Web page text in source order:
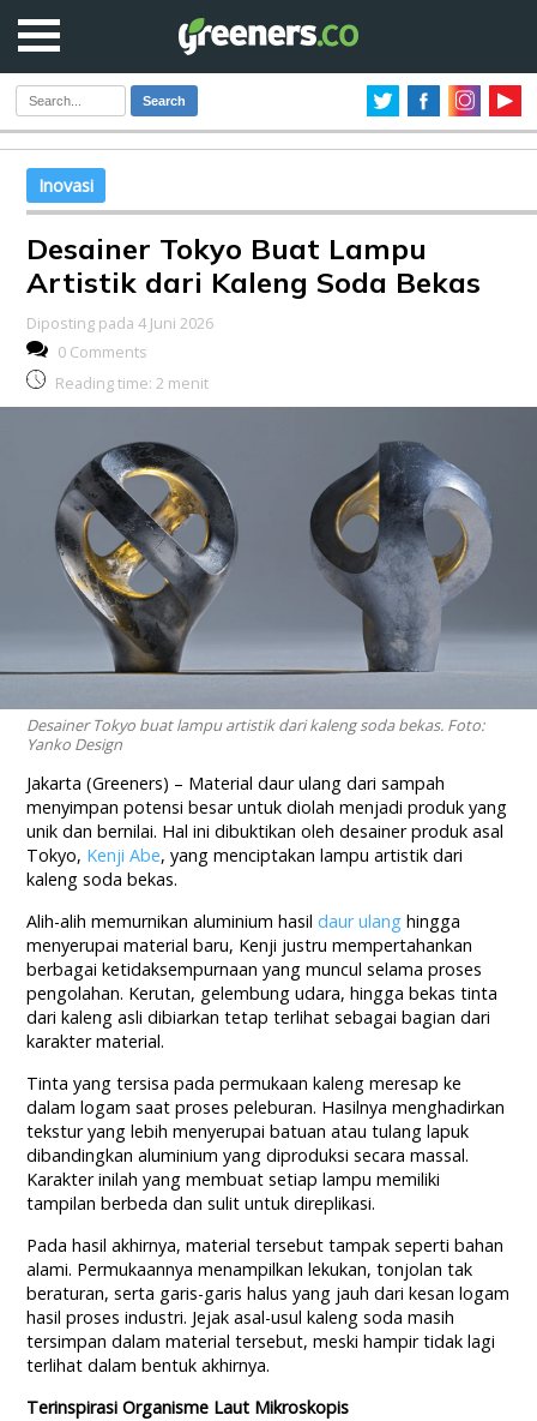
Search
Inovasi
Desainer Tokyo Buat Lampu
Artistik dari Kaleng Soda Bekas
Diposting pada 4 Juni 2026
0 Comments
Reading time: 2 menit
Desainer Tokyo buat lampu artistik dari kaleng soda bekas. Foto:
Yanko Design
Jakarta (Greeners) – Material daur ulang dari sampah
menyimpan potensi besar untuk diolah menjadi produk yang
unik dan bernilai. Hal ini dibuktikan oleh desainer produk asal
Tokyo, Kenji Abe, yang menciptakan lampu artistik dari
kaleng soda bekas.
Alih-alih memurnikan aluminium hasildaur ulang hingga
menyerupai material baru, Kenji justru mempertahankan
berbagai ketidaksempurnaan yang muncul selama proses
pengolahan. Kerutan, gelembung udara, hingga bekas tinta
dari kaleng asli dibiarkan tetap terlihat sebagai bagian dari
karakter material.
Tinta yang tersisa pada permukaan kaleng meresap ke
dalam logam saat proses peleburan. Hasilnya menghadirkan
tekstur yang lebih menyerupai batuan atau tulang lapuk
dibandingkan aluminium yang diproduksi secara massal.
Karakter inilah yang membuat setiap lampu memiliki
tampilan berbeda dan sulit untuk direplikasi.
Pada hasil akhirnya, material tersebut tampak seperti bahan
alami. Permukaannya menampilkan lekukan, tonjolan tak
beraturan, serta garis-garis halus yang jauh dari kesan logam
hasil proses industri. Jejak asal-usul kaleng soda masih
tersimpan dalam material tersebut, meski hampir tidak lagi
terlihat dalam bentuk akhirnya.
Terinspirasi Organisme Laut Mikroskopis